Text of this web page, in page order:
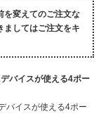
を変えてのご注文な
ましてはご注文をキ
バイスが使える4ポー
バイスが使える4ポー